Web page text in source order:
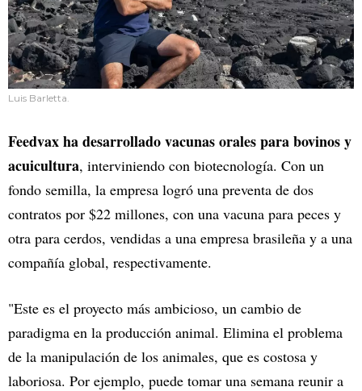
Luis Barletta.
Feedvax ha desarrollado vacunas orales para bovinos y
acuicultura, interviniendo con biotecnología. Con un
fondo semilla, la empresa logró una preventa de dos
contratos por $22 millones, con una vacuna para peces y
otra para cerdos, vendidas a una empresa brasileña y a una
compañía global, respectivamente.
"Este es el proyecto más ambicioso, un cambio de
paradigma en la producción animal. Elimina el problema
de la manipulación de los animales, que es costosa y
laboriosa. Por ejemplo, puede tomar una semana reunir a